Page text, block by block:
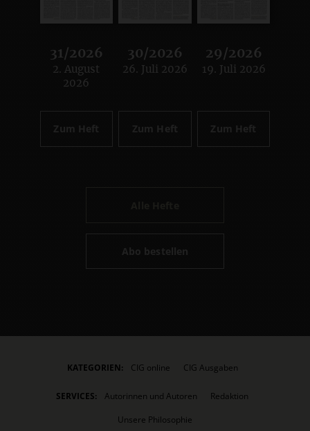
31/2026
:
2. August
2026
Zum Heft
30/2026
:
26. Juli 2026
Zum Heft
29/2026
:
19. Juli 2026
Zum Heft
Abo bestellen
KATEGORIEN: CIG online CIG Ausgaben
SERVICES: Autorinnen und Autoren
Redaktion
Unsere Philosophie